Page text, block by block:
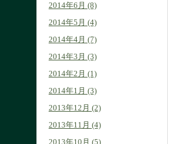
2014年6月 (8)
2014年5月 (4)
2014年4月 (7)
2014年3月 (3)
2014年2月 (1)
2014年1月 (3)
2013年12月 (2)
2013年11月 (4)
2013年10月 (5)